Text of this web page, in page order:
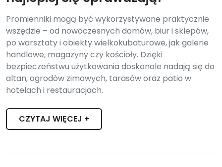
Promienniki mogą być wykorzystywane praktycznie
wszędzie – od nowoczesnych domów, biur i sklepów,
po warsztaty i obiekty wielkokubaturowe, jak galerie
handlowe, magazyny czy kościoły. Dzięki
bezpieczeństwu użytkowania doskonale nadają się do
altan, ogrodów zimowych, tarasów oraz patio w
hotelach i restauracjach.
CZYTAJ WIĘCEJ +